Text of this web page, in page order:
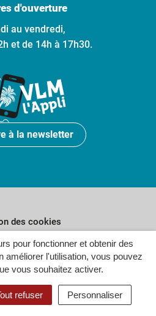
pour fonctionner et obtenir des
améliorer l'utilisation, vous pouvez
vous souhaitez activer.
refuser Personnaliser
d'ouverture
au vendredi,
et de 14h à 17h30.
à la newsletter
des cookies
du site
confidentialité
Crédits